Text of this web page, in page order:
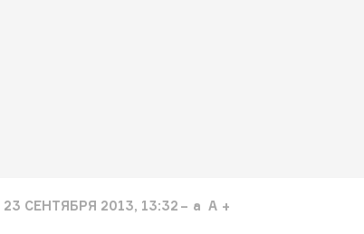
23 СЕНТЯБРЯ 2013, 13:32 a A